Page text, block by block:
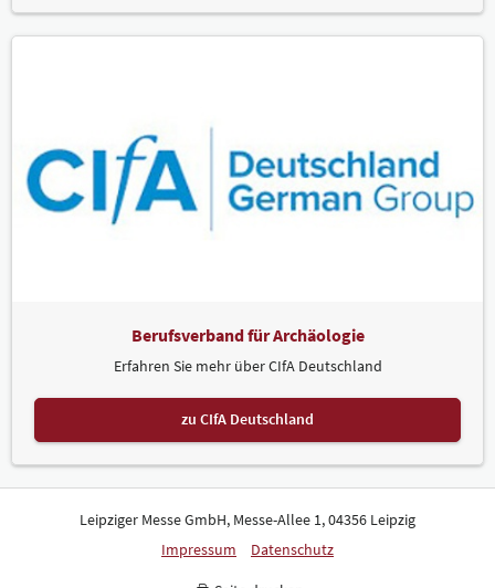
Berufsverband für Archäologie
Erfahren Sie mehr über CIfA Deutschland
zu CIfA Deutschland
Leipziger Messe GmbH, Messe-Allee 1, 04356 Leipzig
Impressum
Datenschutz